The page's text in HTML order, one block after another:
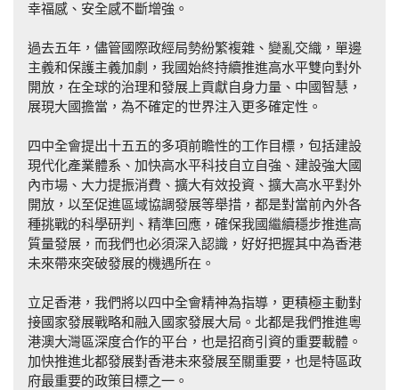
幸福感、安全感不斷增強。
過去五年，儘管國際政經局勢紛繁複雜、變亂交織，單邊
主義和保護主義加劇，我國始終持續推進高水平雙向對外
開放，在全球的治理和發展上貢獻自身力量、中國智慧，
展現大國擔當，為不確定的世界注入更多確定性。
四中全會提出十五五的多項前瞻性的工作目標，包括建設
現代化產業體系、加快高水平科技自立自強、建設強大國
內市場、大力提振消費、擴大有效投資、擴大高水平對外
開放，以至促進區域協調發展等舉措，都是對當前內外各
種挑戰的科學研判、精準回應，確保我國繼續穩步推進高
質量發展，而我們也必須深入認識，好好把握其中為香港
未來帶來突破發展的機遇所在。
立足香港，我們將以四中全會精神為指導，更積極主動對
接國家發展戰略和融入國家發展大局。北都是我們推進粵
港澳大灣區深度合作的平台，也是招商引資的重要載體。
加快推進北都發展對香港未來發展至關重要，也是特區政
府最重要的政策目標之一。